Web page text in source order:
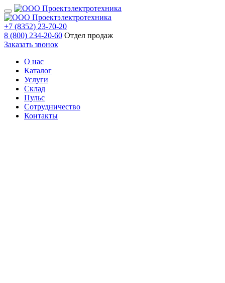
+7 (8352) 23-70-20
8 (800) 234-20-60 Отдел продаж
Заказать звонок
О нас
Каталог
Услуги
Склад
Пульс
Сотрудничество
Контакты